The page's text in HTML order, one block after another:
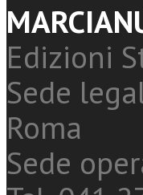
Edizioni
Sede
Roma
Sede